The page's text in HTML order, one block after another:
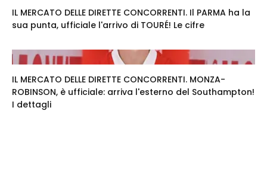
IL MERCATO DELLE DIRETTE CONCORRENTI. Il PARMA ha la
sua punta, ufficiale l'arrivo di TOURÉ! Le cifre
IL MERCATO DELLE DIRETTE CONCORRENTI. MONZA-
ROBINSON, è ufficiale: arriva l'esterno del Southampton!
I dettagli